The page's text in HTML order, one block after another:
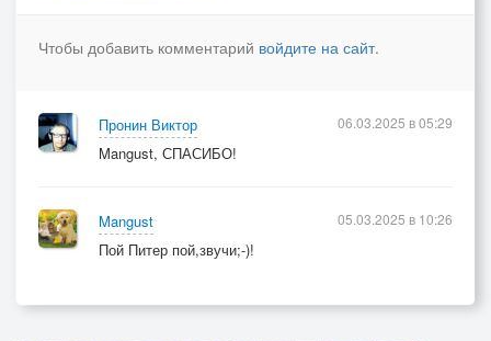
Чтобы добавить комментарий войдите на сайт.
Пронин Виктор
Mangust, СПАСИБО!
06.03.2025 в 05:29
Mangust
Пой Питер пой,звучи;-)!
05.03.2025 в 10:26